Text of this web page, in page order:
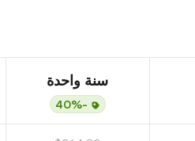
سنة واحدة
-40%